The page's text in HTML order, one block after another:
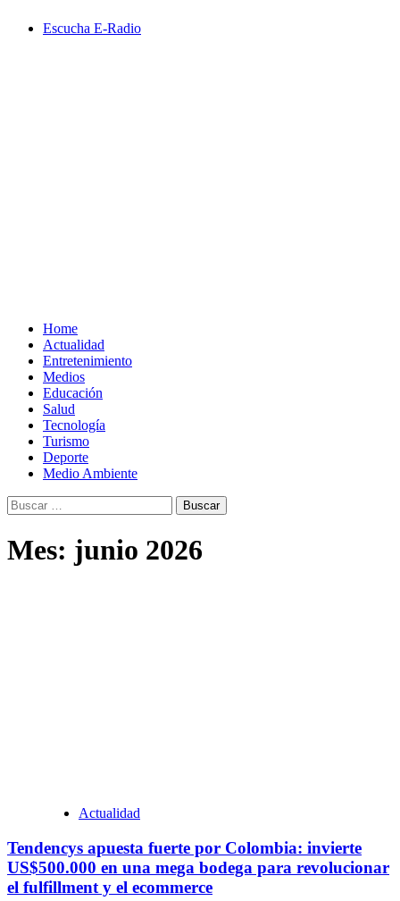
Escucha E-Radio
Home
Actualidad
Entretenimiento
Medios
Educación
Salud
Tecnología
Turismo
Deporte
Medio Ambiente
Buscar:
Mes: junio 2026
Actualidad
Tendencys apuesta fuerte por Colombia: invierte
US$500.000 en una mega bodega para revolucionar
el fulfillment y el ecommerce